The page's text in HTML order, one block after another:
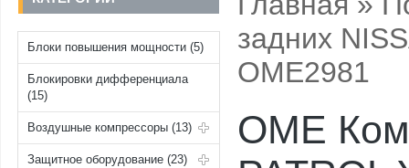
Блоки повышения мощности (5)
Блокировки дифференциала
(15)
Воздушные компрессоры (13)
Защитное оборудование (23)
задних
OME2981
OME